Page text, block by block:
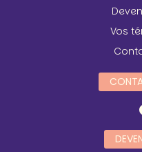
Vos